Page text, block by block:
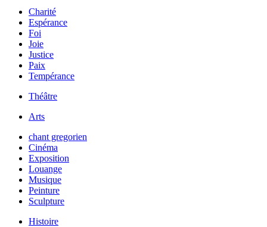
Charité
Espérance
Foi
Joie
Justice
Paix
Tempérance
Théâtre
Arts
chant gregorien
Cinéma
Exposition
Louange
Musique
Peinture
Sculpture
Histoire